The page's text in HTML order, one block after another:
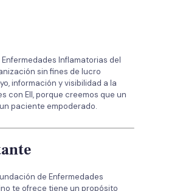
Inflamatorias del
sin fines de lucro
información y visibilidad a la
con EII, porque creemos que un
paciente empoderado.
de Enfermedades
te ofrece tiene un propósito